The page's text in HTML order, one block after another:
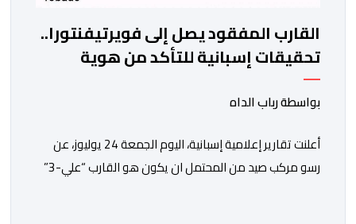
القارب المفقود يصل إلى فويرتيفنتورا..
تحقيقات إسبانية للتأكد من هوية
المركب المختفي من العيون
بواسطة رباب الداه
أعلنت تقارير إعلامية إسبانية، اليوم الجمعة 24 يوليوز، عن
رسو مركب صيد من المحتمل ان يكون هو القارب “علي-3”